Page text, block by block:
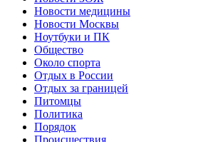
Новости медицины
Новости Москвы
Ноутбуки и ПК
Общество
Около спорта
Отдых в России
Отдых за границей
Питомцы
Политика
Порядок
Происшествия